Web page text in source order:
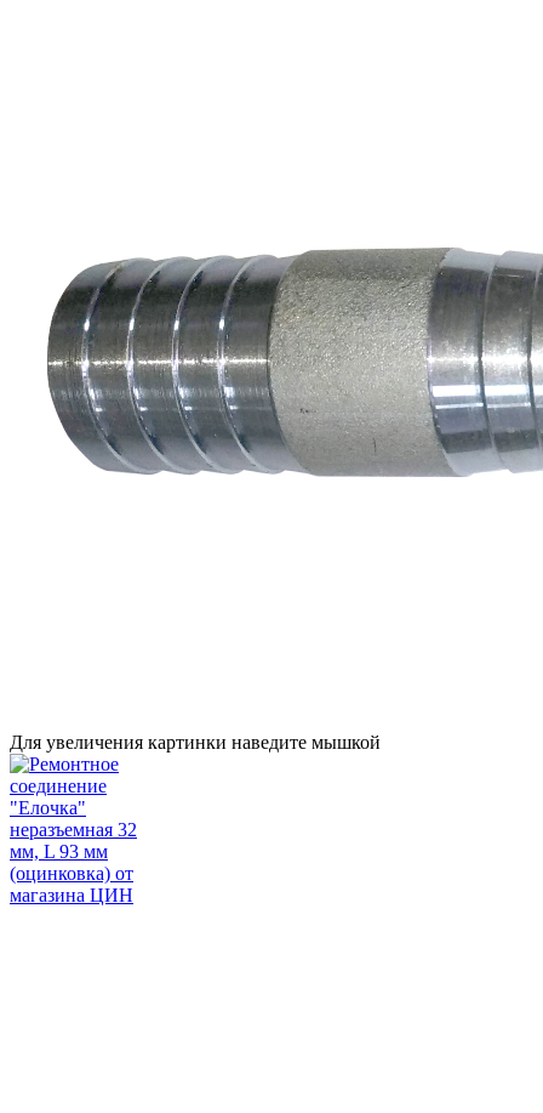
Для увеличения картинки наведите мышкой